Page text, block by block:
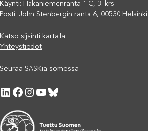
Käynti: Hakaniemenranta 1 C, 3. krs
Posti: John Stenbergin ranta 6, 00530
Katso sijainti kartalla
Yhteystiedot
Seuraa SASKia somessa
LinkedIn Facebook Instagram YouTube Bluesky